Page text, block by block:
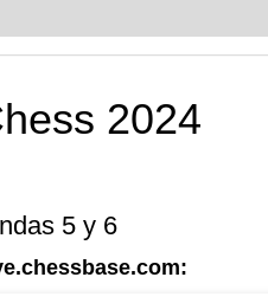
2024
5 y 6